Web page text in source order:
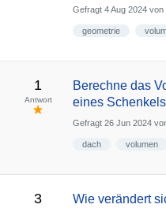
Gefragt 4 Aug 2024 von
geometrie
1
Antwort
Berechne das
eines
Gefragt 26 Jun 2024
dach volumen
3
Wie verändert